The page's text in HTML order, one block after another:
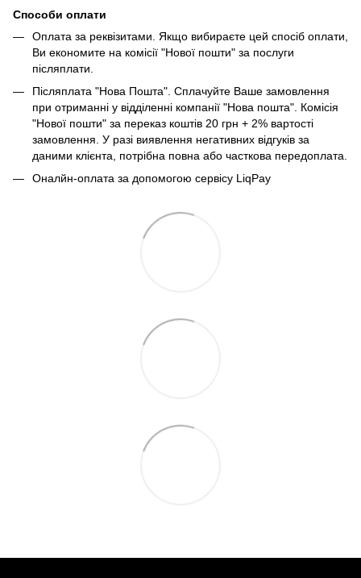
Способи оплати
Оплата за реквізитами. Якщо вибираєте цей спосіб оплати,
Ви економите на комісії "Нової пошти" за послуги
післяплати.
Післяплата "Нова Пошта". Сплачуйте Ваше замовлення
при отриманні у відділенні компанії "Нова пошта". Комісія
"Нової пошти" за переказ коштів 20 грн + 2% вартості
замовлення. У разі виявлення негативних відгуків за
даними клієнта, потрібна повна або часткова передоплата.
Оналйн-оплата за допомогою сервісу LiqPay